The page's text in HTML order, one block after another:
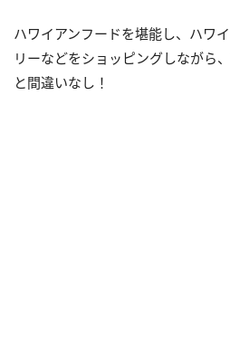
ハワイアンフードを堪能し、ハワ
リーなどをショッピングしながら
と間違いなし！